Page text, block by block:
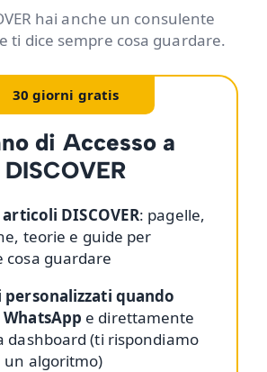
hai anche un consulente
ti dice sempre cosa guardare.
30 giorni gratis
di Accesso a
DISCOVER
DISCOVER: pagelle,
teorie e guide per
cosa guardare
personalizzati quando
e direttamente
dashboard (ti rispondiamo
un algoritmo)